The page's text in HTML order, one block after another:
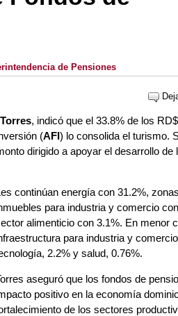
de Pensiones
, indicó que el 33.8% de los
(AFI) lo consolida el turismo.
dirigido a apoyar el desarrollo de
continúan energía con 31.2%,
para industria y comercio
alimenticio con 3.1%. En menor
para industria y
2.2% y salud, 0.76%.
aseguró que los fondos de
positivo en la economía
de los sectores